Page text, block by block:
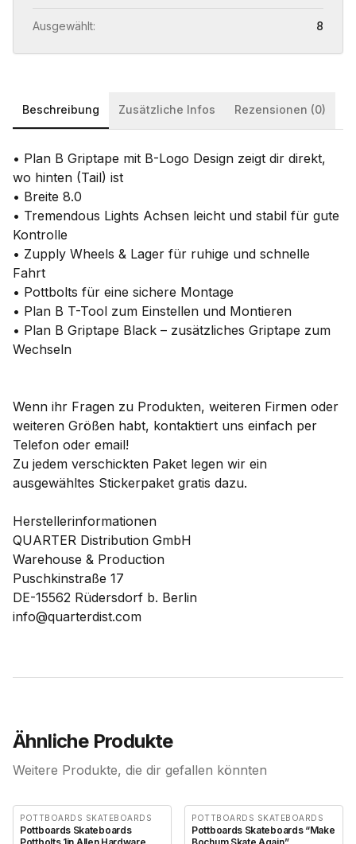
Ausgewählt: 8
Beschreibung Zusätzliche Infos Rezensionen (0)
• Plan B Griptape mit B-Logo Design zeigt dir direkt,
wo hinten (Tail) ist
• Breite 8.0
• Tremendous Lights Achsen leicht und stabil für gute
Kontrolle
• Zupply Wheels & Lager für ruhige und schnelle
Fahrt
• Pottbolts für eine sichere Montage
• Plan B T-Tool zum Einstellen und Montieren
• Plan B Griptape Black – zusätzliches Griptape zum
Wechseln
Wenn ihr Fragen zu Produkten, weiteren Firmen oder
weiteren Größen habt, kontaktiert uns einfach per
Telefon oder email!
Zu jedem verschickten Paket legen wir ein
ausgewähltes Stickerpaket gratis dazu.
Herstellerinformationen
QUARTER Distribution GmbH
Warehouse & Production
Puschkinstraße 17
DE-15562 Rüdersdorf b. Berlin
info@quarterdist.com
Ähnliche Produkte
Weitere Produkte, die dir gefallen könnten
POTTBOARDS SKATEBOARDS
Pottboards Skateboards
POTTBOARDS SKATEBOARDS
Pottboards Skateboards “Make